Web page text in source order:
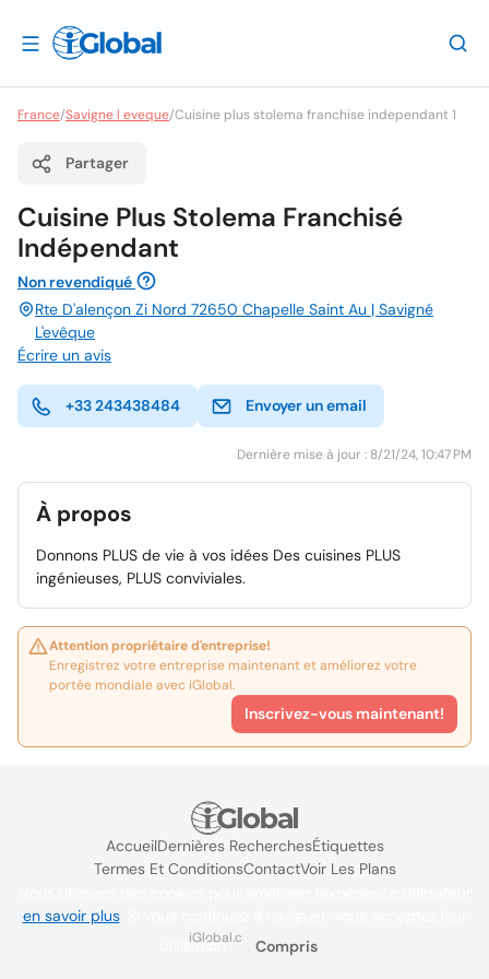
France/Savigne l eveque/Cuisine plus stolema franchise independant 1
Partager
Cuisine Plus Stolema Franchisé
Indépendant
Non revendiqué
Rte D'alençon Zi Nord 72650 Chapelle Saint Au | Savigné
L'evêque
Écrire un avis
+33 243438484 Envoyer un email
Dernière mise à jour : 8/21/24, 10:47 PM
À propos
Donnons PLUS de vie à vos idées Des cuisines PLUS
ingénieuses, PLUS conviviales.
Attention propriétaire d'entreprise!
Enregistrez votre entreprise maintenant et améliorez votre
portée mondiale avec iGlobal.
Inscrivez-vous maintenant!
AccueilDernières RecherchesÉtiquettes
Termes Et ConditionsContactVoir Les Plans
iGlobal.co @ 2024
en savoir plus. Si vous continuez à naviguer, vous acceptez leur
utilisation.
Compris